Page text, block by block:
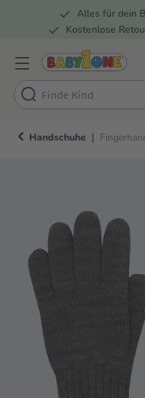
Zur Hauptnavigation
Alles für dein
Kostenlose
Handschuhe |